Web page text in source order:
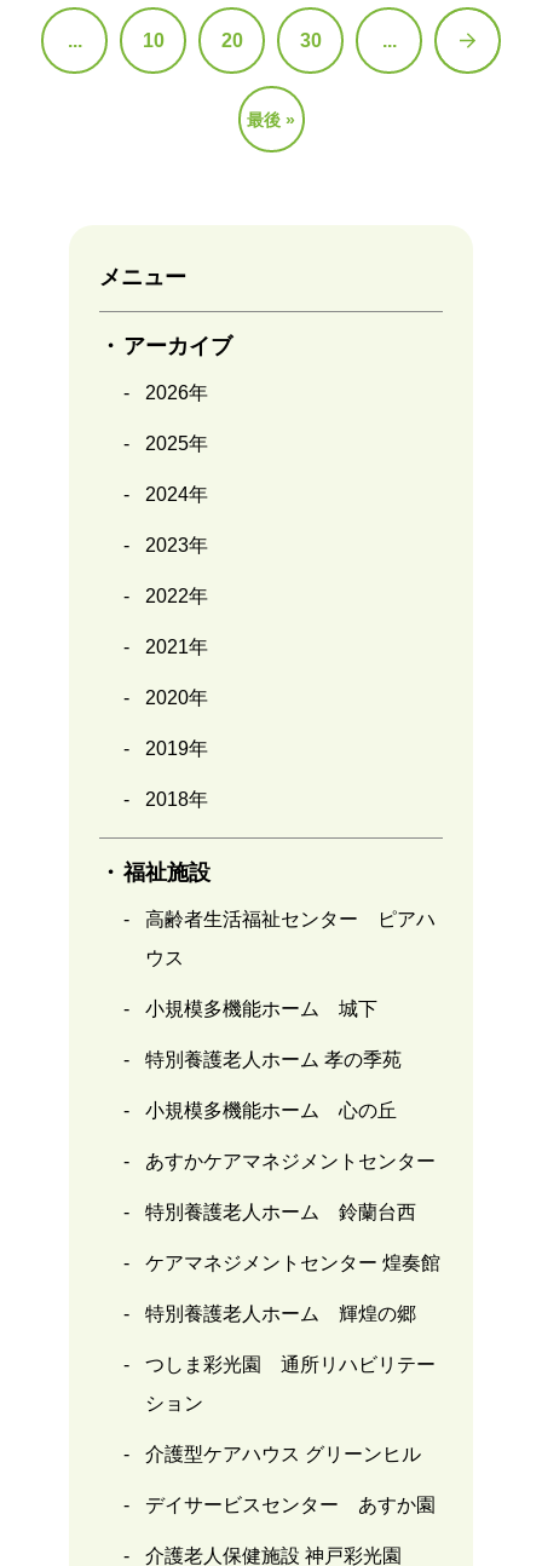
メニュー
アーカイブ
2026年
2025年
2024年
2023年
2022年
2021年
2020年
2019年
2018年
福祉施設
高齢者生活福祉センター ピアハ
ウス
小規模多機能ホーム 城下
特別養護老人ホーム 孝の季苑
小規模多機能ホーム 心の丘
あすかケアマネジメントセンター
特別養護老人ホーム 鈴蘭台西
ケアマネジメントセンター 煌奏館
特別養護老人ホーム 輝煌の郷
つしま彩光園 通所リハビリテー
ション
介護型ケアハウス グリーンヒル
デイサービスセンター あすか園
介護老人保健施設 神戸彩光園
«
... 10 20 30 ...
最後 »